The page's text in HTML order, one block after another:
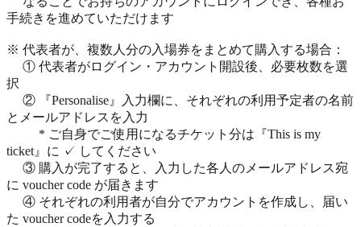
手続きを進めていただけます
※ 代表者が、複数人分の入場券をまとめて購入する場合：
① 代表者がログイン・アカウント開設後、必要枚数を選
択
② 『Personalise』入力欄に、それぞれの利用予定者の名前
とメールアドレスを入力
* ご自身でご使用になるチケット分は『This is my
ticket』に ✓ してください
③ 購入が完了すると、入力した各人のメールアドレス宛
に voucher code が届きます
④ それぞれの利用者が自分でアカウントを作成し、届い
た voucher codeを入力する